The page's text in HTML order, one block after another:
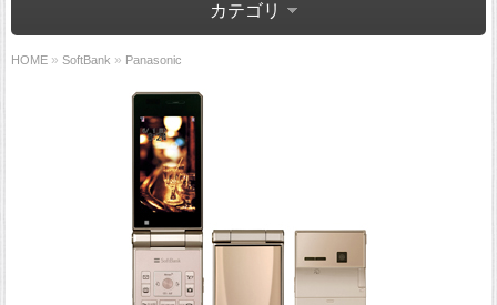
カテゴリ
HOME » SoftBank » Panasonic